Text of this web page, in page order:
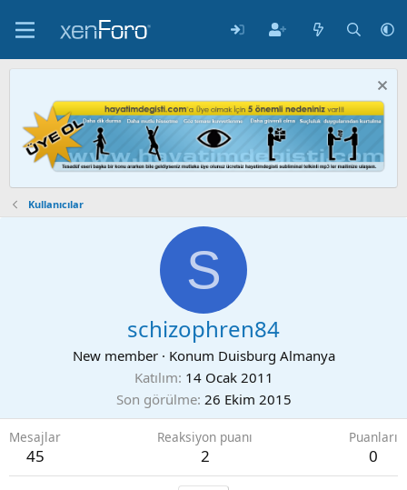
Kullanıcılar
S
schizophren84
New member · Konum Duisburg Almanya
Katılım 14 Ocak 2011
Son görülme 26 Ekim 2015
Mesajlar
45
Reaksiyon puanı
2
Puanları
0